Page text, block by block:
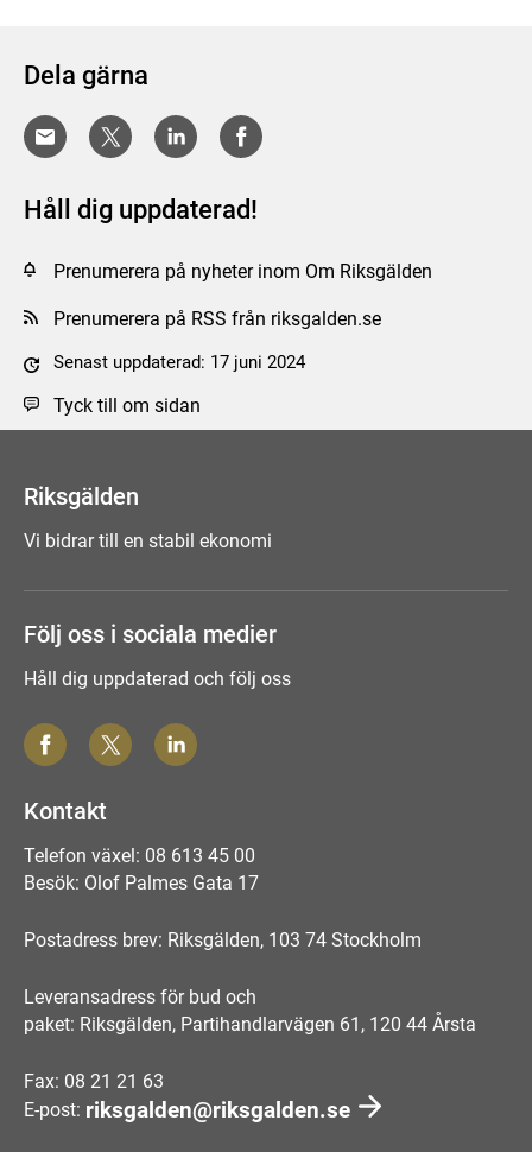
Dela gärna
Håll dig uppdaterad!
Prenumerera på nyheter inom Om Riksgälden
Prenumerera på RSS från riksgalden.se
Senast uppdaterad: 17 juni 2024
Tyck till om sidan
Riksgälden
Vi bidrar till en stabil ekonomi
Följ oss i sociala medier
Håll dig uppdaterad och följ oss
Kontakt
Telefon växel: 08 613 45 00
Besök: Olof Palmes Gata 17
Postadress brev: Riksgälden, 103 74 Stockholm
Leveransadress för bud och
paket: Riksgälden, Partihandlarvägen 61, 120 44 Årsta
Fax: 08 21 21 63
E-post: riksgalden@riksgalden.se